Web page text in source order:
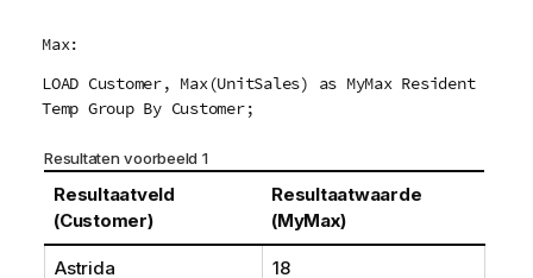
Max:
LOAD Customer, Max(UnitSales) as MyMax Resident
Temp Group By Customer;
Resultaten voorbeeld 1
Resultaatveld
(Customer)
Resultaatwaarde
(MyMax)
Astrida 18